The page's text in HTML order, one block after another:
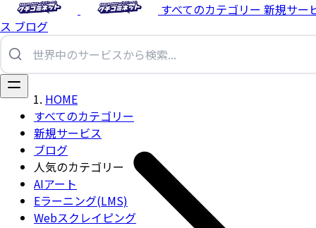
すべてのカテゴリー 新規サー
ス ブログ
すべてのカテゴリー
新規サービス
ブログ
人気のカテゴリー
AIアート
Eラーニング(LMS)
Webスクレイピング
HOME